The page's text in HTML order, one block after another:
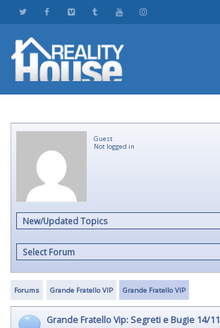
Guest
Not logged in
New/Updated Topics
Select Forum
Forums Grande Fratello VIP Grande Fratello VIP
Grande Fratello Vip: Segreti e Bugie 14/11